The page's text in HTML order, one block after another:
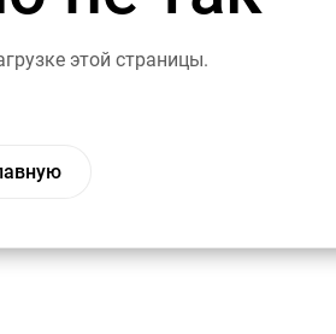
этой страницы.